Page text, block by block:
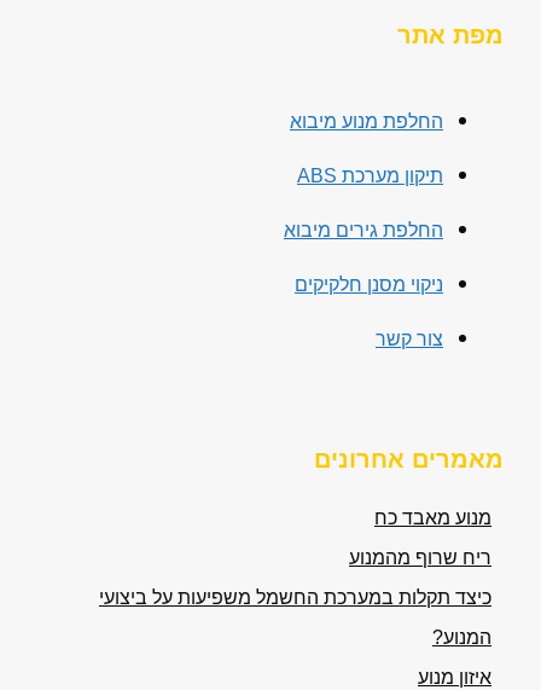
מפת אתר
החלפת מנוע מיבוא
תיקון מערכת ABS
החלפת גירים מיבוא
ניקוי מסנן חלקיקים
צור קשר
מאמרים אחרונים
מנוע מאבד כח
ריח שרוף מהמנוע
כיצד תקלות במערכת החשמל משפיעות על ביצועי
המנוע?
איזון מנוע